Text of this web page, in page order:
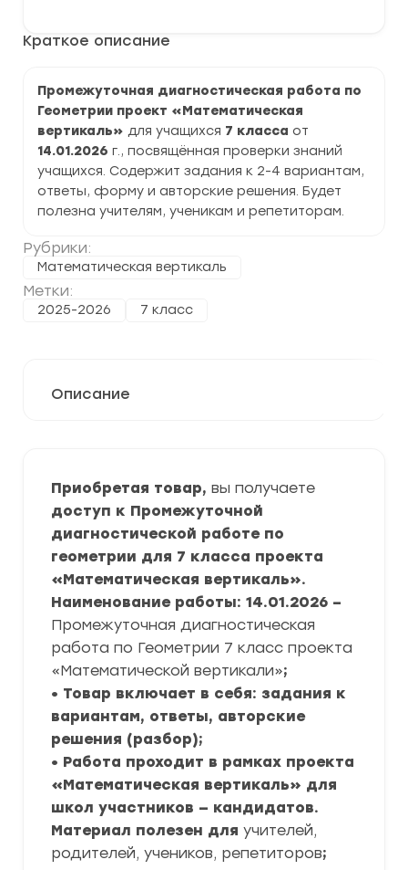
Краткое описание
Промежуточная диагностическая работа по
Геометрии проект «Математическая
вертикаль» для учащихся 7 класса от
14.01.2026 г., посвящённая проверки знаний
учащихся. Содержит задания к 2-4 вариантам,
ответы, форму и авторские решения. Будет
полезна учителям, ученикам и репетиторам.
Рубрики:
Математическая вертикаль
Метки:
2025-2026 7 класс
Геометрии
"Математическая
вертикаль"
задания
и
ответы
Описание
Приобретая товар, вы получаете
доступ к Промежуточной
диагностической работе по
геометрии для 7 класса проекта
«Математическая вертикаль».
Наименование работы: 14.01.2026 –
Промежуточная диагностическая
работа по Геометрии 7 класс проекта
«Математической вертикали»;
• Товар включает в себя: задания к
вариантам, ответы, авторские
решения (разбор);
• Работа проходит в рамках проекта
«Математическая вертикаль» для
школ участников — кандидатов.
Материал полезен для учителей,
родителей, учеников, репетиторов;